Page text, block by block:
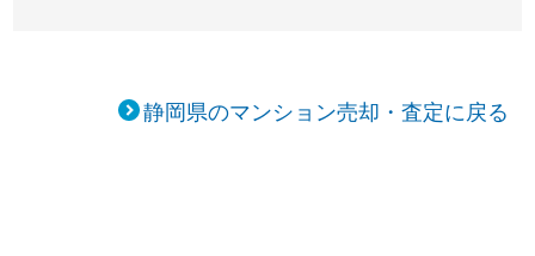
静岡県のマンション売却・査定に戻る